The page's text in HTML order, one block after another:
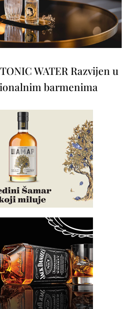
WATER Razvijen u
barmenima